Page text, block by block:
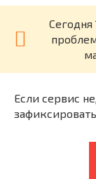
Если сервис